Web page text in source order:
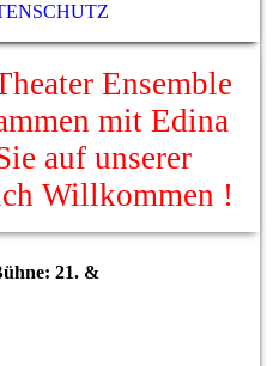
Ensemble
mit Edina
auf unserer
Willkommen !
21. &